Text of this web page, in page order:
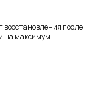
восстановления после
на максимум.